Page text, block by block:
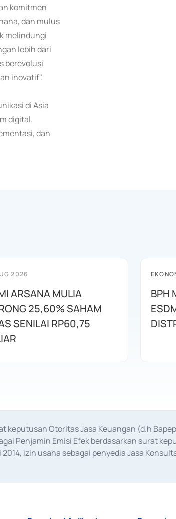
komitmen
dan mulus
melindungi
lebih dari
berevolusi
inovatif".
di Asia
digital.
dan
2026
ARSANA MULIA
25,60% SAHAM
SENILAI RP60,75
BPH
keputusan Otoritas Jasa Keuangan (d.h
Penjamin Emisi Efek berdasarkan surat
izin usaha sebagai penyedia Jasa